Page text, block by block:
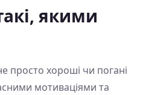
якими
просто хороші чи погані
мотиваціями та